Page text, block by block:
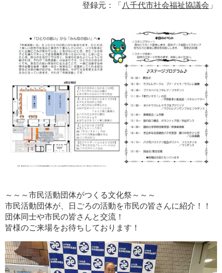
登録元：「 八千代市社会福祉協議会 」
～～～市民活動団体がつくる文化祭～～～
市民活動団体が、日ごろの活動を市民の皆さんに紹介！！
団体同士や市民の皆さんと交流！
皆様のご来場をお待ちしております！